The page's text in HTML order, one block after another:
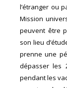
l’étranger ou
Mission
peuvent être
son lieu
prenne une
dépasser les
pendant les